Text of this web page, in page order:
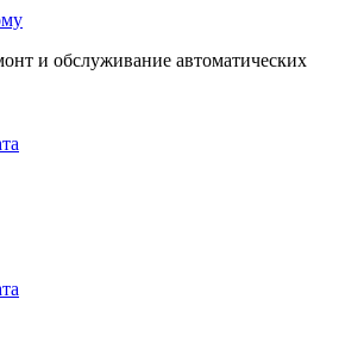
и обслуживание автоматических